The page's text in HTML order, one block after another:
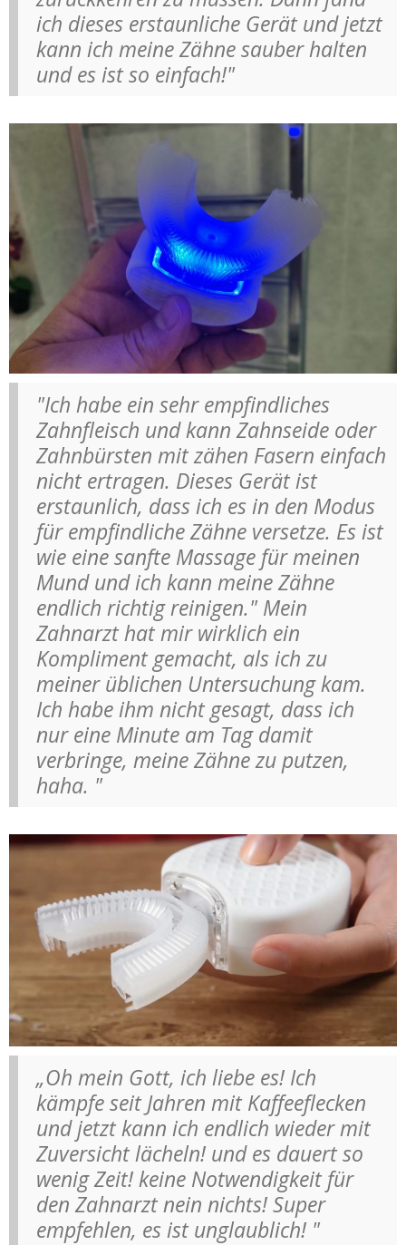
ich dieses erstaunliche Gerät und jetzt
kann ich meine Zähne sauber halten
und es ist so einfach!"
"Ich habe ein sehr empfindliches
Zahnfleisch und kann Zahnseide oder
Zahnbürsten mit zähen Fasern einfach
nicht ertragen. Dieses Gerät ist
erstaunlich, dass ich es in den Modus
für empfindliche Zähne versetze. Es ist
wie eine sanfte Massage für meinen
Mund und ich kann meine Zähne
endlich richtig reinigen." Mein
Zahnarzt hat mir wirklich ein
Kompliment gemacht, als ich zu
meiner üblichen Untersuchung kam.
Ich habe ihm nicht gesagt, dass ich
nur eine Minute am Tag damit
verbringe, meine Zähne zu putzen,
haha. "
„Oh mein Gott, ich liebe es! Ich
kämpfe seit Jahren mit Kaffeeflecken
und jetzt kann ich endlich wieder mit
Zuversicht lächeln! und es dauert so
wenig Zeit! keine Notwendigkeit für
den Zahnarzt nein nichts! Super
empfehlen, es ist unglaublich! "